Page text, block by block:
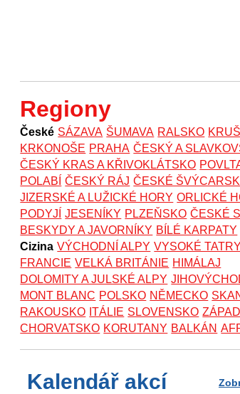
Regiony
České SÁZAVA ŠUMAVA RALSKO
KRKONOŠE PRAHA ČESKÝ A
ČESKÝ KRAS A KŘIVOKLÁTSKO
POLABÍ
ČESKÝ RÁJ ČESKÉ
JIZERSKÉ A LUŽICKÉ HORY ORLICKÉ
PODYJÍ
JESENÍKY PLZEŇSKO ČESKÉ
BESKYDY A JAVORNÍKY BÍLÉ KARPATY
Cizina VÝCHODNÍ ALPY VYSOKÉ TATRY
FRANCIE VELKÁ BRITÁNIE HIMÁLAJ
DOLOMITY A JULSKÉ ALPY
MONT BLANC POLSKO NĚMECKO
RAKOUSKO ITÁLIE SLOVENSKO
CHORVATSKO KORUTANY BALKÁN
Kalendář akcí